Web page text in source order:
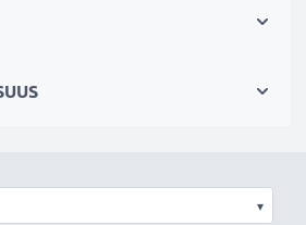
(video) /valkoinen (audio
▾